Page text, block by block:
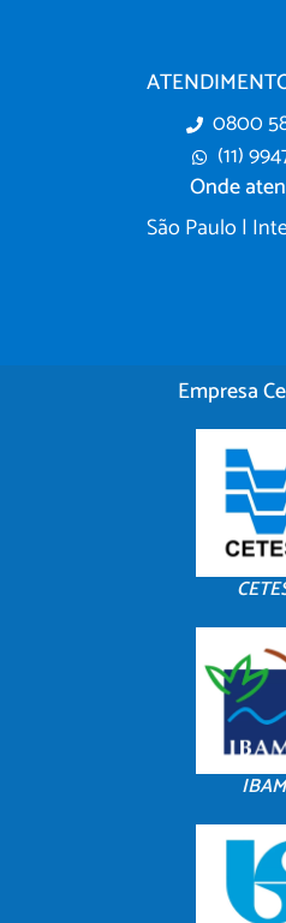
0800
(11)
Onde
São Paulo |
Empresa